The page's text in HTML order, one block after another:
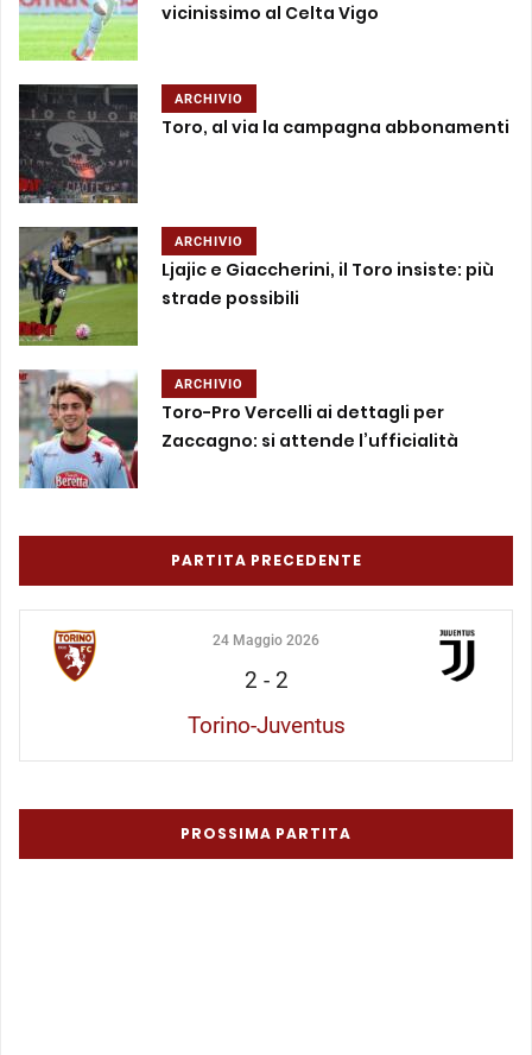
vicinissimo al Celta Vigo
ARCHIVIO
Toro, al via la campagna abbonamenti
ARCHIVIO
Ljajic e Giaccherini, il Toro insiste: più
strade possibili
ARCHIVIO
Toro-Pro Vercelli ai dettagli per
Zaccagno: si attende l’ufficialità
PARTITA PRECEDENTE
24 Maggio 2026
2 - 2
Torino-Juventus
PROSSIMA PARTITA